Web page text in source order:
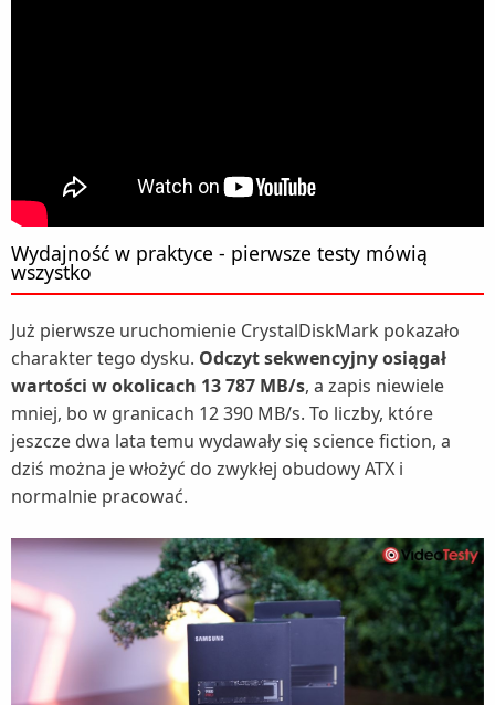
Wydajność w praktyce - pierwsze testy mówią
wszystko
Już pierwsze uruchomienie CrystalDiskMark pokazało
charakter tego dysku. Odczyt sekwencyjny osiągał
wartości w okolicach 13 787 MB/s, a zapis niewiele
mniej, bo w granicach 12 390 MB/s. To liczby, które
jeszcze dwa lata temu wydawały się science fiction, a
dziś można je włożyć do zwykłej obudowy ATX i
normalnie pracować.